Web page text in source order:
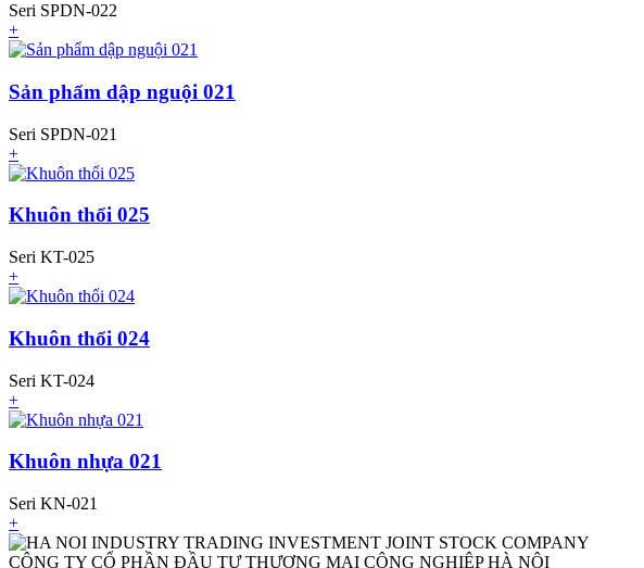
Seri SPDN-022
+
Sản phẩm dập nguội 021
Seri SPDN-021
+
Khuôn thổi 025
Seri KT-025
+
Khuôn thổi 024
Seri KT-024
+
Khuôn nhựa 021
Seri KN-021
+
CÔNG TY CỔ PHẦN ĐẦU TƯ THƯƠNG MẠI CÔNG NGHIỆP HÀ NỘI